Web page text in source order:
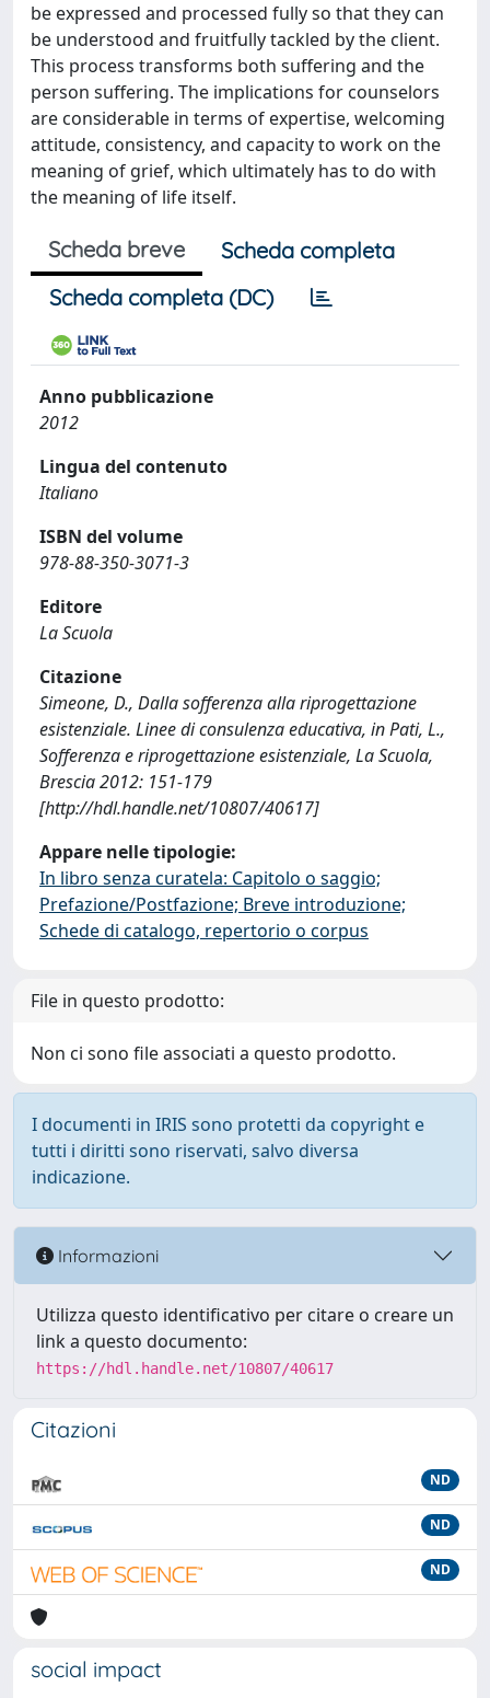
be expressed and processed fully so that they can
be understood and fruitfully tackled by the client.
This process transforms both suffering and the
person suffering. The implications for counselors
are considerable in terms of expertise, welcoming
attitude, consistency, and capacity to work on the
meaning of grief, which ultimately has to do with
the meaning of life itself.
Scheda breve
Scheda completa
Scheda completa (DC)
Anno pubblicazione
2012
Lingua del contenuto
Italiano
ISBN del volume
978-88-350-3071-3
Editore
La Scuola
Citazione
Simeone, D., Dalla sofferenza alla riprogettazione
esistenziale. Linee di consulenza educativa, in Pati, L.,
Sofferenza e riprogettazione esistenziale, La Scuola,
Brescia 2012: 151-179
[http://hdl.handle.net/10807/40617]
Appare nelle tipologie:
In libro senza curatela: Capitolo o saggio;
Prefazione/Postfazione; Breve introduzione;
Schede di catalogo, repertorio o corpus
File in questo prodotto:
Non ci sono file associati a questo prodotto.
I documenti in IRIS sono protetti da copyright e
tutti i diritti sono riservati, salvo diversa
indicazione.
Informazioni
Utilizza questo identificativo per citare o creare un
link a questo documento:
https://hdl.handle.net/10807/40617
Citazioni
ND
ND
ND
social impact